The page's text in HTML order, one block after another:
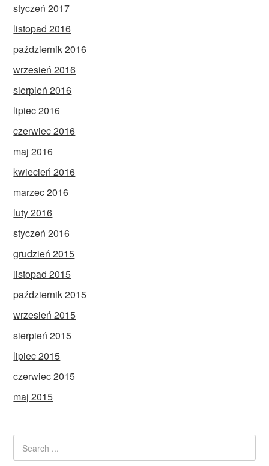
styczeń 2017
listopad 2016
październik 2016
wrzesień 2016
sierpień 2016
lipiec 2016
czerwiec 2016
maj 2016
kwiecień 2016
marzec 2016
luty 2016
styczeń 2016
grudzień 2015
listopad 2015
październik 2015
wrzesień 2015
sierpień 2015
lipiec 2015
czerwiec 2015
maj 2015